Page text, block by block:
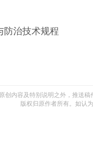
防治技术规程
创内容及特别说明之外，推送稿
版权归原作者所有。如认